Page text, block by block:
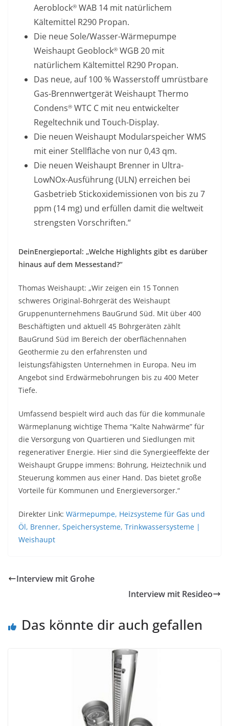
Aeroblock® WAB 14 mit natürlichem
Kältemittel R290 Propan.
Die neue Sole/Wasser-Wärmepumpe
Weishaupt Geoblock® WGB 20 mit
natürlichem Kältemittel R290 Propan.
Das neue, auf 100 % Wasserstoff umrüstbare
Gas-Brennwertgerät Weishaupt Thermo
Condens® WTC C mit neu entwickelter
Regeltechnik und Touch-Display.
Die neuen Weishaupt Modularspeicher WMS
mit einer Stellfläche von nur 0,43 qm.
Die neuen Weishaupt Brenner in Ultra-
LowNOx-Ausführung (ULN) erreichen bei
Gasbetrieb Stickoxidemissionen von bis zu 7
ppm (14 mg) und erfüllen damit die weltweit
strengsten Vorschriften.“
DeinEnergieportal: „Welche Highlights gibt es darüber
hinaus auf dem Messestand?“
Thomas Weishaupt: „Wir zeigen ein 15 Tonnen
schweres Original-Bohrgerät des Weishaupt
Gruppenunternehmens BauGrund Süd. Mit über 400
Beschäftigten und aktuell 45 Bohrgeräten zählt
BauGrund Süd im Bereich der oberflächennahen
Geothermie zu den erfahrensten und
leistungsfähigsten Unternehmen in Europa. Neu im
Angebot sind Erdwärmebohrungen bis zu 400 Meter
Tiefe.
Umfassend bespielt wird auch das für die kommunale
Wärmeplanung wichtige Thema “Kalte Nahwärme” für
die Versorgung von Quartieren und Siedlungen mit
regenerativer Energie. Hier sind die Synergieeffekte der
Weishaupt Gruppe immens: Bohrung, Heiztechnik und
Steuerung kommen aus einer Hand. Das bietet große
Vorteile für Kommunen und Energieversorger.“
Direkter Link: Wärmepumpe, Heizsysteme für Gas und
Öl, Brenner, Speichersysteme, Trinkwassersysteme |
Weishaupt
Interview mit Grohe
Interview mit Resideo
Das könnte dir auch gefallen